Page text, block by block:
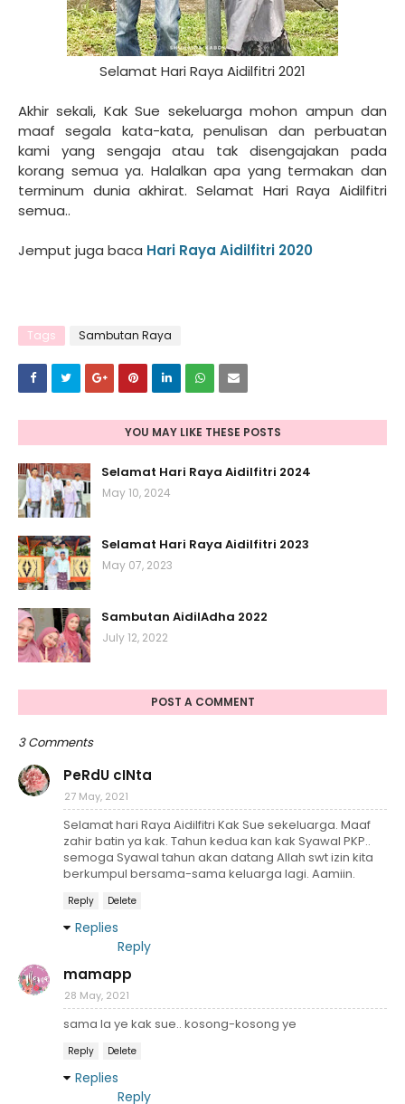
Selamat Hari Raya Aidilfitri 2021
Akhir sekali, Kak Sue sekeluarga mohon ampun dan
maaf segala kata-kata, penulisan dan perbuatan
kami yang sengaja atau tak disengajakan pada
korang semua ya. Halalkan apa yang termakan dan
terminum dunia akhirat. Selamat Hari Raya Aidilfitri
semua..
Jemput juga baca Hari Raya Aidilfitri 2020
Tags Sambutan Raya
YOU MAY LIKE THESE POSTS
Selamat Hari Raya Aidilfitri 2024
May 10, 2024
Selamat Hari Raya Aidilfitri 2023
May 07, 2023
Sambutan AidilAdha 2022
July 12, 2022
POST A COMMENT
3 Comments
PeRdU cINta
27 May, 2021
Selamat hari Raya Aidilfitri Kak Sue sekeluarga. Maaf
zahir batin ya kak. Tahun kedua kan kak Syawal PKP..
semoga Syawal tahun akan datang Allah swt izin kita
berkumpul bersama-sama keluarga lagi. Aamiin.
Reply Delete
Replies
Reply
mamapp
28 May, 2021
sama la ye kak sue.. kosong-kosong ye
Reply Delete
Replies
Reply